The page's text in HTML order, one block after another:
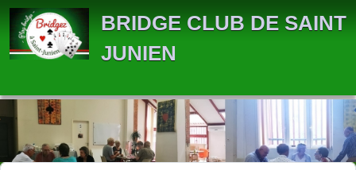
BRIDGE CLUB DE SAINT
JUNIEN
Panneau de gestion des cookies